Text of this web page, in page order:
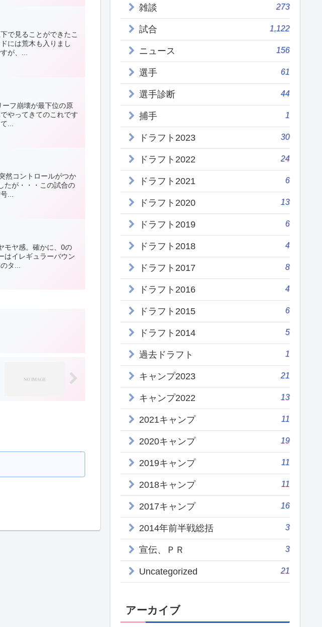
で見ることができたこ
には荒木も入りまし
が、...
フ崩壊が最下位の原
やってきてのこれです
...
然コントロールがつか
たが・・・この試合の
...
モヤ感。確かに、0の
はイレギュラーバウン
タ...
雑談 273
試合 1,122
ニュース 156
選手 61
選手診断 44
捕手 1
ドラフト2023 30
ドラフト2022 24
ドラフト2021 6
ドラフト2020 13
ドラフト2019 6
ドラフト2018 4
ドラフト2017 8
ドラフト2016 4
ドラフト2015 6
ドラフト2014 5
過去ドラフト 1
キャンプ2023 21
キャンプ2022 13
2021キャンプ 11
2020キャンプ 19
2019キャンプ 11
2018キャンプ 11
2017キャンプ 16
2014年前半戦総括 3
宣伝、ＰＲ 3
Uncategorized 21
アーカイブ